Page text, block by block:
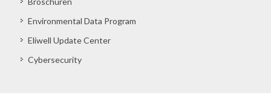
Environmental Data Program
Eliwell Update Center
Cybersecurity